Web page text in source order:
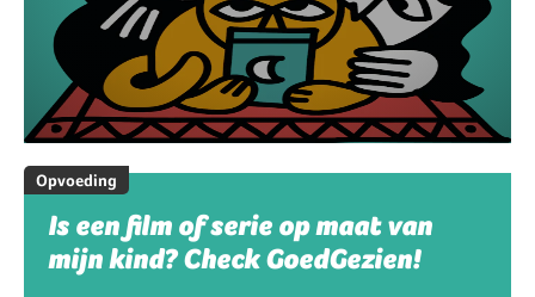
Opvoeding
Is een film of serie op maat van
mijn kind? Check GoedGezien!